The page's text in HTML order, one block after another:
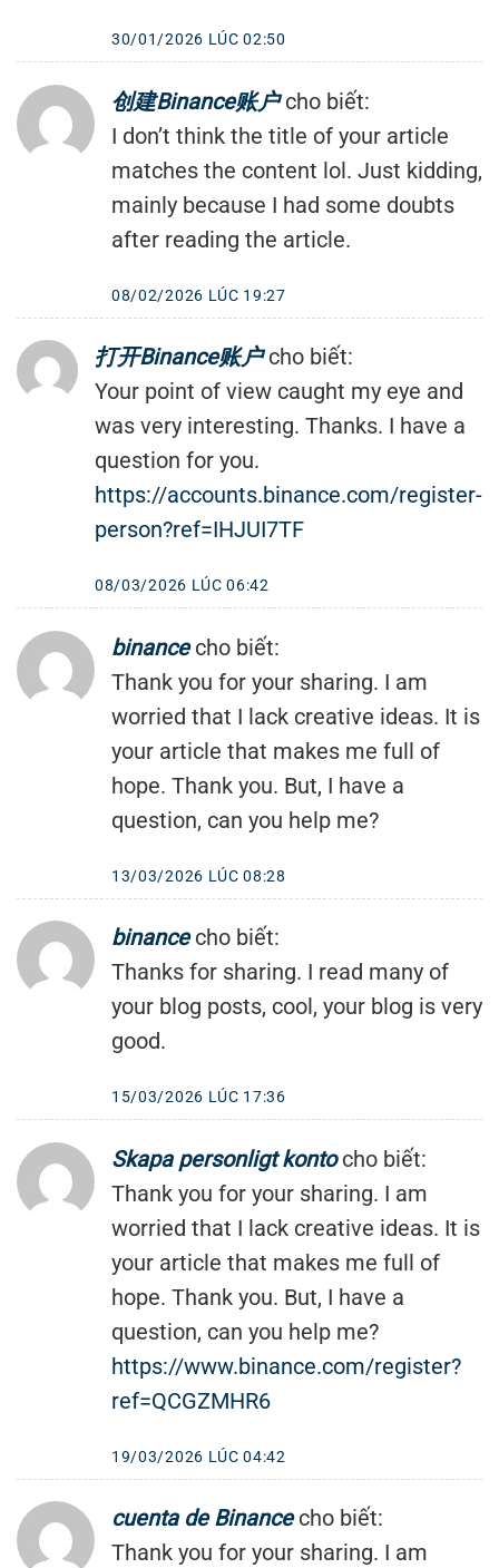
30/01/2026 LÚC 02:50
创建Binance账户 cho biết:
I don’t think the title of your article
matches the content lol. Just kidding,
mainly because I had some doubts
after reading the article.
08/02/2026 LÚC 19:27
打开Binance账户 cho biết:
Your point of view caught my eye and
was very interesting. Thanks. I have a
question for you.
https://accounts.binance.com/register-
person?ref=IHJUI7TF
08/03/2026 LÚC 06:42
binance cho biết:
Thank you for your sharing. I am
worried that I lack creative ideas. It is
your article that makes me full of
hope. Thank you. But, I have a
question, can you help me?
13/03/2026 LÚC 08:28
binance cho biết:
Thanks for sharing. I read many of
your blog posts, cool, your blog is very
good.
15/03/2026 LÚC 17:36
Skapa personligt konto cho biết:
Thank you for your sharing. I am
worried that I lack creative ideas. It is
your article that makes me full of
hope. Thank you. But, I have a
question, can you help me?
https://www.binance.com/register?
ref=QCGZMHR6
19/03/2026 LÚC 04:42
cuenta de Binance cho biết:
Thank you for your sharing. I am